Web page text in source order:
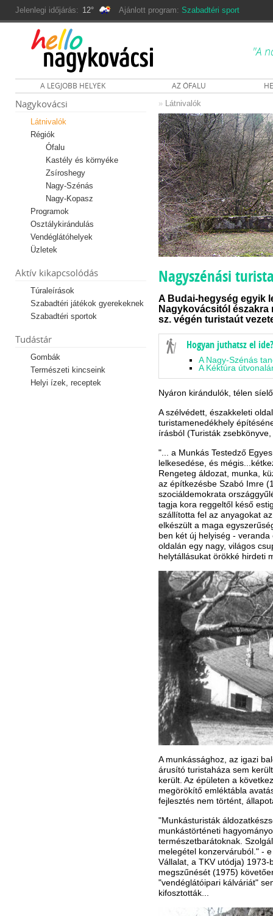
Jelenlegi időjárás: 12° Ajánlott program: Szabadtéri sport
"A
A LEGJOBB HELYEK AZ ÓFALU
Nagykovácsi
Látnivalók
Régiók
Ófalu
Kastély és környéke
Zsíroshegy
Nagy-Szénás
Nagy-Kopasz
Programok
Osztálykirándulás
Vendéglátóhelyek
Üzletek
Aktív kikapcsolódás
Túraleírások
Szabadtéri játékok gyerekeknek
Szabadtéri sportok
Tudástár
Gombák
Természeti kincseink
Helyi ízek, receptek
» Látnivalók
Nagyszénási
A Budai-hegység egyik
Nagykovácsitól északra
sz. végén turistaút
Hogyan juthatsz el ide?
A Nagy-Szénás
A Kéktúra
Nyáron kirándulók, télen
A szélvédett, északkeleti
turistamenedékhely
írásból (Turisták
"... a Munkás Testedző
lelkesedése, és
Rengeteg áldozat, munka,
az építkezésbe Szabó Imre
szociáldemokrata
tagja kora reggeltől késő
szállította fel az anyagokat
elkészült a maga
ben két új helyiség -
oldalán egy nagy, világos
helytállásukat örökké hirdeti
A munkássághoz, az igazi
árusító turistaháza sem
került. Az épületen a
megörökítő emléktábla
fejlesztés nem történt,
"Munkásturisták
munkástörténeti
természetbarátoknak.
melegétel konzerváruból." -
Vállalat, a TKV utódja)
megszűnését (1975)
"vendéglátóipari kálváriát"
kifosztották...